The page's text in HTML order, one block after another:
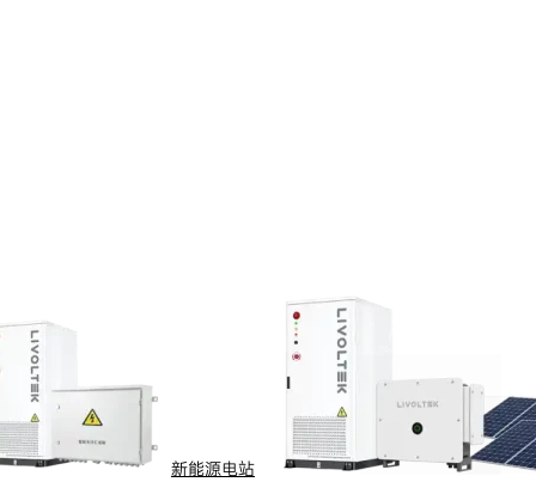
新能源电站